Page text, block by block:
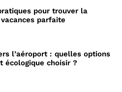
pour trouver la
parfaite
l’aéroport : quelles options
écologique choisir ?